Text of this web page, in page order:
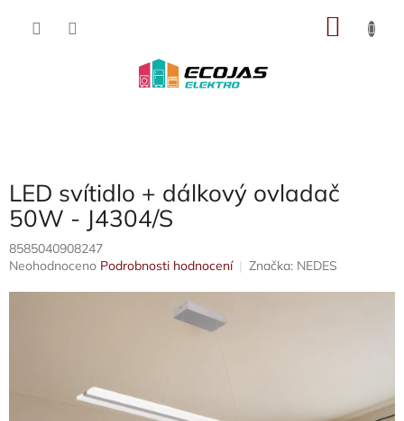
LED svítidlo + dálkový ovladač
50W - J4304/S
8585040908247
Průměrné
Neohodnoceno Podrobnosti hodnocení Značka: NEDES